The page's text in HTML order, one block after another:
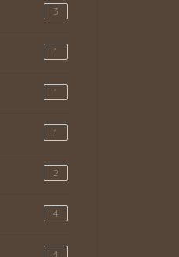
3
1
1
1
2
4
4